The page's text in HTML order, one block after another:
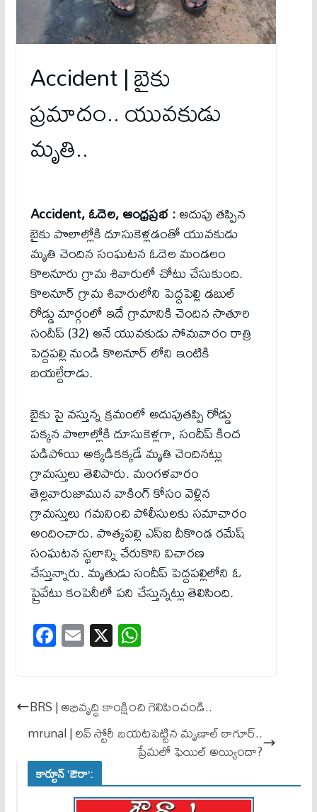
Accident | బైకు
ప్రమాదం.. యువకుడు
మృతి..
Accident, ఓదెల, ఆంధ్రప్రభ :అదుపు తప్పిన
బైకు పొలాల్లోకి దూసుకెళ్లడంతో యువకుడు
మృతి చెందిన సంఘటన ఓదెల మండలం
కొలనూరు గ్రామ శివారులో చోటు చేసుకుంది.
కొలనూర్ గ్రామ శివారులోని పెద్దపెల్లి డబుల్
రోడ్డు మార్గంలో ఇదే గ్రామానికి చెందిన సాతూరి
సందీప్ (32) అనే యువకుడు సోమవారం రాత్రి
పెద్దపల్లి నుండి కొలనూర్ లోని ఇంటికి
బయల్దేరాడు.
బైకు పై వస్తున్న క్రమంలో అదుపుతప్పి రోడ్డు
పక్కన పొలాల్లోకి దూసుకెళ్లగా, సందీప్ కింద
పడిపోయి అక్కడికక్కడే మృతి చెందినట్లు
గ్రామస్తులు తెలిపారు. మంగళవారం
తెల్లవారుజామున వాకింగ్ కోసం వెళ్లిన
గ్రామస్తులు గమనించి పోలీసులకు సమాచారం
అందించారు. పొత్కపల్లి ఎస్ఐ దీకొండ రమేష్
సంఘటన స్థలాన్ని చేరుకొని విచారణ
చేస్తున్నారు. మృతుడు సందీప్ పెద్దపల్లిలోని ఓ
ప్రైవేటు కంపెనీలో పని చేస్తున్నట్లు తెలిసింది.
Fa
ce
ok
E
m
X W
ha
A
pp
BRS | అభివృద్ధి కాంక్షించి గెలిపించండి..
mrunal | లవ్ స్టోరీ బయటపెట్టిన మృణాల్ ఠాగూర్..
ప్రేమలో ఫెయిల్ అయ్యిందా?
కార్టూన్ ‘ఔరా’: